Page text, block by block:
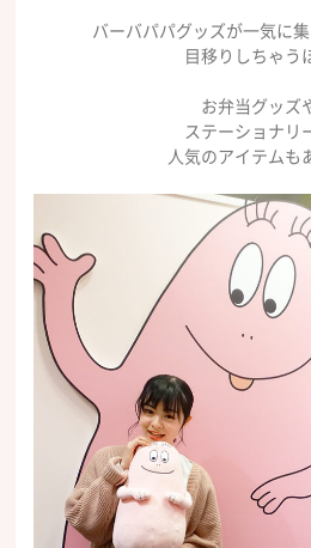
バーバパパグッズが一気に集
目移りしちゃう
お弁当グッズ
ステーショナリ
人気のアイテムも